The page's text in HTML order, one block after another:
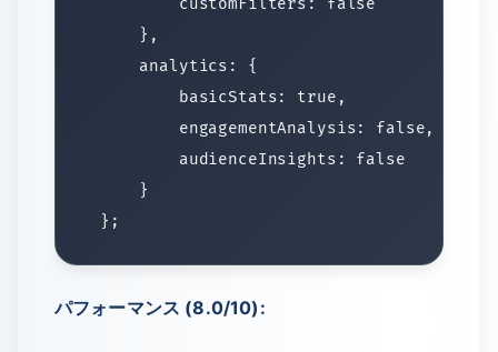
パフォーマンス (8.0/10):